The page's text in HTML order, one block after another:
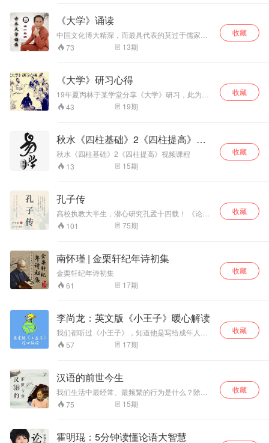
阖之术，独具通天
之智。鬼谷子是著
名的思想家、谋略
家、兵家、阴阳
家、法家、名家，
家。鬼谷先生教育
了孙膑、庞涓、苏
秦、张仪等众多风
云人物。
史、哲学以及当时的社会现实问题，都付诸阙
如。
《大学》诵读
中国文化博大精深，而最具代表的莫过于儒家的
经典。明一老师想通过诵读和分享儒家经典，让
更多人了解经典，走进经典，融入经典，让经典
经典主要包括：《大学》《中庸》《论语》《孝
经》《弟子规》等，读经典可以让我们心情平
和、开启智慧、增强记忆、预防痴呆、增加气
质、树立正见、还可以练习普通话等等。让我们
一起来学习经典、感悟经典、分享 经典、成就幸
听。未来也会在蜻蜓fm做《大学》浅解的直播，
希望对大家有多帮助！
73 13期
收藏
《大学》研习心得
19年夏丙林于某学堂分享《大学》研习，此为音
频，祈为中国文化传播弘扬尽己之力。
43 19期
收藏
秋水《四柱基础》2《四柱提高》视
频课程
秋水《四柱基础》2《四柱提高》视频课程
13
15期
收藏
孔子传
高校执教大半生，潜心研究孔孟十四载！ 《论语
译注评》《孟子译注评》《大学·中庸译注评》作
者，著名学者毕宝魁倾心为孔子立传！ 中国现代
系统还原历史中真实的孔子！ 至圣先师 万世师表
真正走进孔子的内心世界，还原孔子入世进取的
鲜活形象，观照我们现实的言行与人生选择。 打
破对孔子的平面认知、孤立解读，打破刻板印
象，全面了解一个有血有肉的圣人，走进孔子的
秋时代，深切体悟儒家思想。 全景式地呈现孔子
一生的行迹以及周游列国、教书育人的图景和初
衷，涉及孔子及其弟子的言行、思想以及春秋时
期的历史事件，并选入了《论语》中的部分章
本书在相关情节中轻轻点出，令人信服，为孔子
此书中无揭示者，此书为新见且合乎逻辑与情
理。阅读此书对于理解《论语》将有极大补益。
准备了将近四十年的书。 这是一部关于孔子的历
101 75期
收藏
南怀瑾 | 金栗轩纪年诗初集
金栗轩纪年诗初集
61
17期
收藏
李尚龙：英文版《小王子》暖心解读
我们都听过《小王子》，知道他是写给成年人的
童话，可又有多少人真的能读懂小王子背后的温
暖，能读懂小王子真诚背后的语言，去了解长大
无法回到过去的童年。 不要紧，也许我们还没有
忘记曾经是作为孩子时的那种初心，没有忘记的
当初对爱和梦想的承诺，没有忘记曾经是一名孩
子时的感动。尚龙老师通过解读《小王子》与你
分享。找回我们自己最初的状态。
57 17期
收藏
汉语的前世今生
我们生活中最经常、最频繁的行为是什么？除了
呼吸，大概就是说话了。说话，也就是使用语
言，包括用语言进行无声的思考，是最为平常和
么说、这么写。本栏目即是从日常生活中的语言
现象出发，揭示其背后语音、词义、文字的古今
75 15期
收藏
霍明琨：5分钟读懂论语大智慧